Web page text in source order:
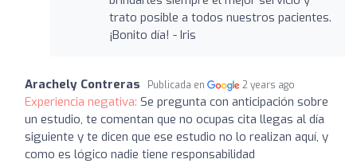
trato posible a todos nuestros pacientes.
¡Bonito día! - Iris
Arachely Contreras Publicada en 2 years ago
Experiencia negativa: Se pregunta con anticipación sobre
un estudio, te comentan que no ocupas cita llegas al día
siguiente y te dicen que ese estudio no lo realizan aquí, y
como es lógico nadie tiene responsabilidad